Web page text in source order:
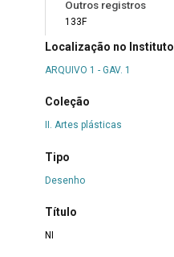
Outros registros
133F
Localização no Instituto
ARQUIVO 1 - GAV. 1
Coleção
II. Artes plásticas
Tipo
Desenho
Título
NI